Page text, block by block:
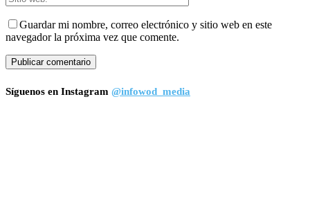
Guardar mi nombre, correo electrónico y sitio web en este
navegador la próxima vez que comente.
Síguenos en Instagram @infowod_media